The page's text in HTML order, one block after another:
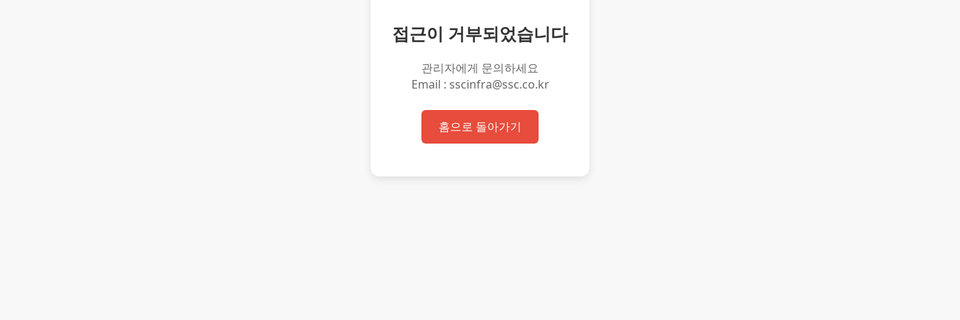
접근이 거부되었습니다
관리자에게 문의하세요
Email : sscinfra@ssc.co.kr
홈으로 돌아가기